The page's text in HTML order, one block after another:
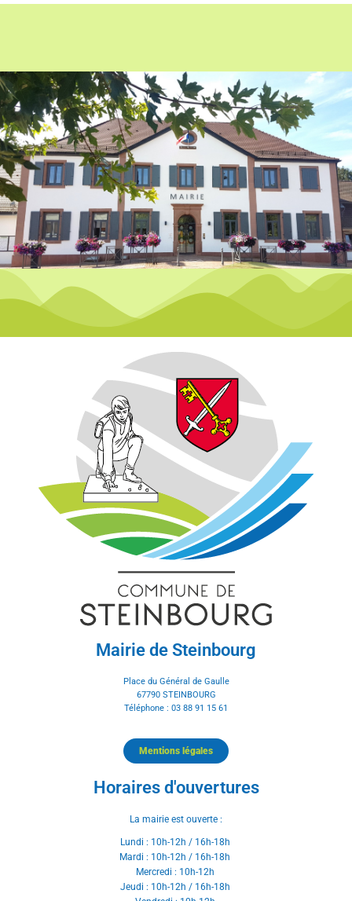
Mairie de Steinbourg
Place du Général de Gaulle
67790 STEINBOURG
Téléphone : 03 88 91 15 61
Mentions légales
Horaires d'ouvertures
La mairie est ouverte :
Lundi : 10h-12h / 16h-18h
Mardi : 10h-12h / 16h-18h
Mercredi : 10h-12h
Jeudi : 10h-12h / 16h-18h